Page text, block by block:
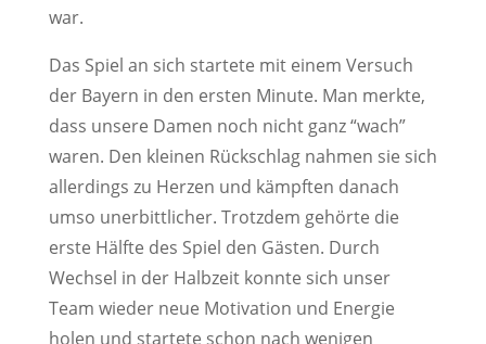
war.
Das Spiel an sich startete mit einem Versuch
der Bayern in den ersten Minute. Man merkte,
dass unsere Damen noch nicht ganz “wach”
waren. Den kleinen Rückschlag nahmen sie sich
allerdings zu Herzen und kämpften danach
umso unerbittlicher. Trotzdem gehörte die
erste Hälfte des Spiel den Gästen. Durch
Wechsel in der Halbzeit konnte sich unser
Team wieder neue Motivation und Energie
holen und startete schon nach wenigen